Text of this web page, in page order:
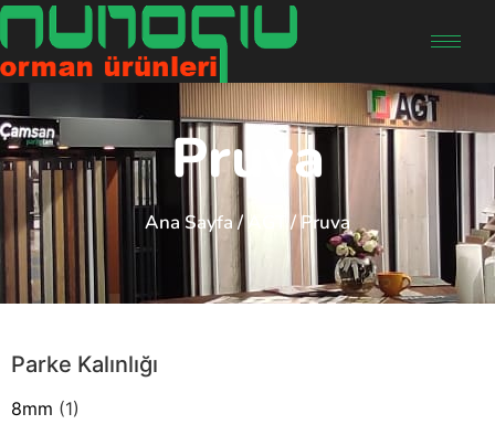
Pruva
Ana Sayfa/ / Pruva
Parke Kalınlığı
8mm (1)